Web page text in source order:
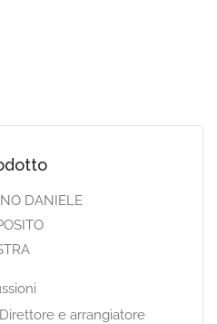
DANIELE
e arrangiatore